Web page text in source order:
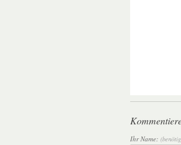
Ihr Name: